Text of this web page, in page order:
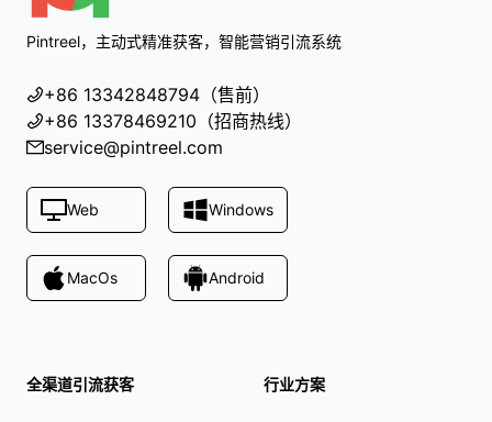
Pintreel，主动式精准获客，智能营销引流系统
+86 13342848794（售前）
+86 13378469210（招商热线）
service@pintreel.com
Web Windows
MacOs Android
全渠道引流获客 行业方案